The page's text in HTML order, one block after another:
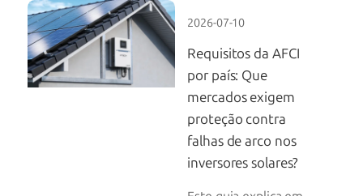
2026-07-10
Requisitos da AFCI
por país: Que
mercados exigem
proteção contra
falhas de arco nos
inversores solares?